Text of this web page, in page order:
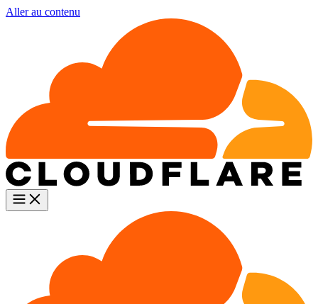
Aller au contenu